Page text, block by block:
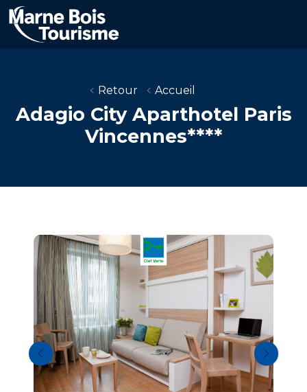
Aller
au
contenu
principal
Retour Accueil
Adagio City Aparthotel Paris
Vincennes****